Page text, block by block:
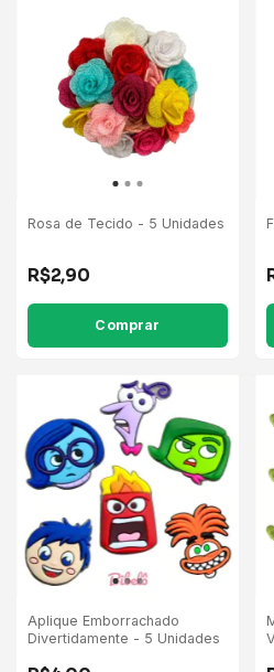
Rosa de Tecido - 5 Unidades
R$2,90
Comprar
Aplique Emborrachado
Divertidamente - 5 Unidades